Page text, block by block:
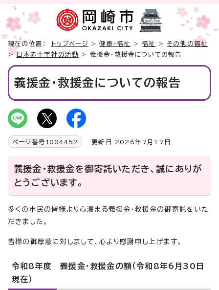
現在の位置： トップページ >健康・福祉 >福祉 > その他の福祉
>日本赤十字社の活動 > 義援金・救援金についての報告
義援金・救援金についての報告
ページ番号 1004452 更新日 2026年7月17日
義援金・救援金を御寄託いただき、誠にありが
とうございます。
多くの市民の皆様より心温まる義援金・救援金の御寄託をいた
だきました。
皆様の御厚意に対しまして、心より感謝申し上げます。
令和8年度 義援金・救援金の額（令和8年6月30日
現在）